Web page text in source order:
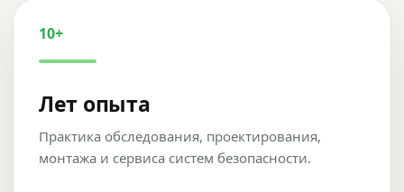
10+
Лет опыта
Практика обследования, проектирования,
монтажа и сервиса систем безопасности.